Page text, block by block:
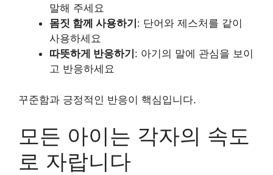
말해 주세요
몸짓 함께 사용하기 : 단어와 제스처를 같이
사용하세요
따뜻하게 반응하기 : 아기의 말에 관심을 보이
고 반응하세요
꾸준함과 긍정적인 반응이 핵심입니다.
모든 아이는 각자의 속도
로 자랍니다